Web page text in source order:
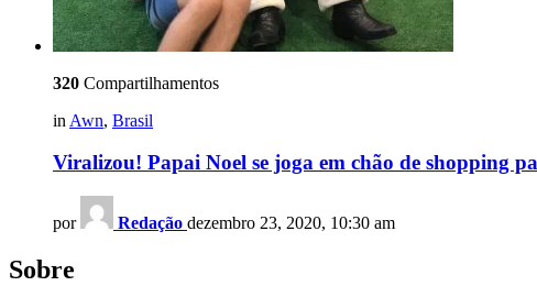
320 Compartilhamentos
in Awn, Brasil
Viralizou! Papai Noel se joga em chão de shopping
por Redação dezembro 23, 2020, 10:30 am
Sobre